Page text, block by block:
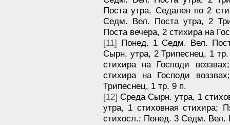
Поста утра, Седален по 2
Седм. Вел. Поста утра, 2
Поста вечера, 2 стихира на
[11] Понед. 1 Седм. Вел.
Сырн. утра, 2 Трипеснец, 1
стихира на Господи
стихира на Господи
Трипеснец, 1 тр. 9 п.
[12] Среда Сырн. утра, 1
утра, 1 стиховная стихира;
стихосл.; Понед. 3 Седм. Вел.